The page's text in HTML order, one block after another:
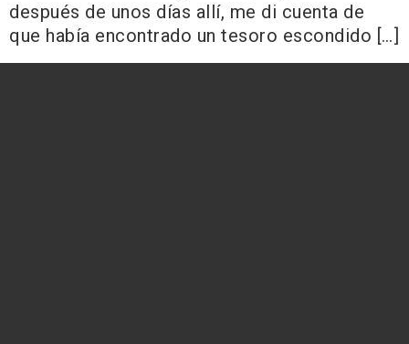
después de unos días allí, me di cuenta de
que había encontrado un tesoro escondido […]